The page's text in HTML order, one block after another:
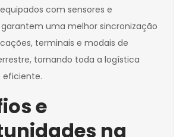
com sensores e
uma melhor sincronização
terminais e modais de
tornando toda a logística
eficiente.
e
na